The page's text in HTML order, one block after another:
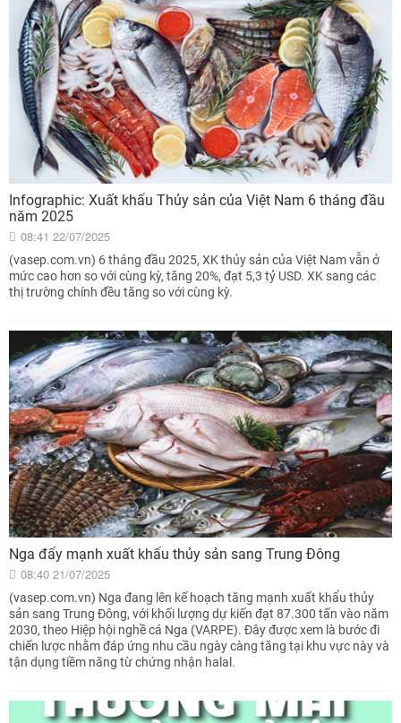
Infographic: Xuất khẩu Thủy sản của Việt Nam 6 tháng đầu
năm 2025
08:41 22/07/2025
(vasep.com.vn) 6 tháng đầu 2025, XK thủy sản của Việt Nam vẫn ở
mức cao hơn so với cùng kỳ, tăng 20%, đạt 5,3 tỷ USD. XK sang các
thị trường chính đều tăng so với cùng kỳ.
Nga đẩy mạnh xuất khẩu thủy sản sang Trung Đông
08:40 21/07/2025
(vasep.com.vn) Nga đang lên kế hoạch tăng mạnh xuất khẩu thủy
sản sang Trung Đông, với khối lượng dự kiến đạt 87.300 tấn vào năm
2030, theo Hiệp hội nghề cá Nga (VARPE). Đây được xem là bước đi
chiến lược nhằm đáp ứng nhu cầu ngày càng tăng tại khu vực này và
tận dụng tiềm năng từ chứng nhận halal.